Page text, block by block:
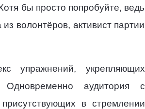
бы просто попробуйте, ведь
волонтёров, активист партии
упражнений, укрепляющих
аудитория с
в стремлении